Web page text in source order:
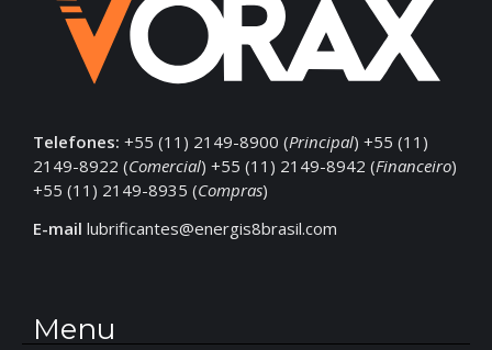
Telefones: +55 (11) 2149-8900 (Principal) +55 (11)
2149-8922 (Comercial) +55 (11) 2149-8942 (Financeiro)
+55 (11) 2149-8935 (Compras)
E-mail lubrificantes@energis8brasil.com
Menu